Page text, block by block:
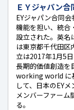
ＥＹジャパン合
EYジャパン合同
機能を担い、統合
設立された。英名
は東京都千代田
立は2017年1月5
長期的価値創造
working world に
して、日本のEY
メンバーファーム
る。